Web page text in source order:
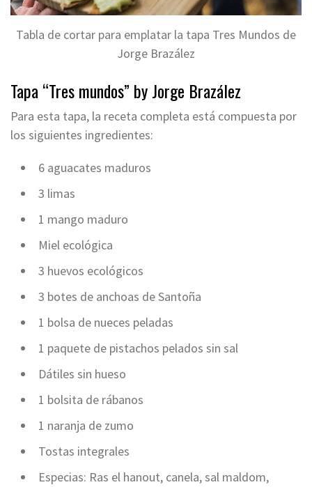
Tabla de cortar para emplatar la tapa Tres Mundos de
Jorge Brazález
Tapa “Tres mundos” by Jorge Brazález
Para esta tapa, la receta completa está compuesta por
los siguientes ingredientes:
6 aguacates maduros
3 limas
1 mango maduro
Miel ecológica
3 huevos ecológicos
3 botes de anchoas de Santoña
1 bolsa de nueces peladas
1 paquete de pistachos pelados sin sal
Dátiles sin hueso
1 bolsita de rábanos
1 naranja de zumo
Tostas integrales
Especias: Ras el hanout, canela, sal maldom,